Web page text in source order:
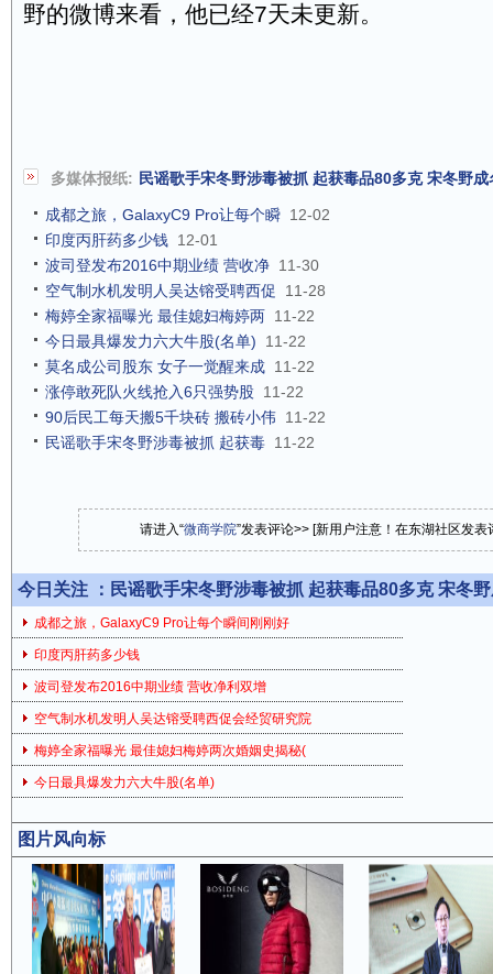
野的微博来看，他已经7天未更新。
多媒体报纸: 民谣歌手宋冬野涉毒被抓 起获毒品80多克 宋冬野
成都之旅，GalaxyC9 Pro让每个瞬 12-02
印度丙肝药多少钱 12-01
波司登发布2016中期业绩 营收净 11-30
空气制水机发明人吴达镕受聘西促
11-28
梅婷全家福曝光 最佳媳妇梅婷两 11-22
今日最具爆发力六大牛股(名单)
11-22
莫名成公司股东 女子一觉醒来成 11-22
涨停敢死队火线抢入6只强势股 11-22
90后民工每天搬5千块砖 搬砖小伟 11-22
民谣歌手宋冬野涉毒被抓 起获毒 11-22
请进入“微商学院”发表评论>> [新用户注意！在东湖社区发表
今日关注 ： 民谣歌手宋冬野涉毒被抓 起获毒品80多克 宋冬
成都之旅，GalaxyC9 Pro让每个瞬间刚刚好
印度丙肝药多少钱
波司登发布2016中期业绩 营收净利双增
空气制水机发明人吴达镕受聘西促会经贸研究院
梅婷全家福曝光 最佳媳妇梅婷两次婚姻史揭秘(
今日最具爆发力六大牛股(名单)
图片风向标